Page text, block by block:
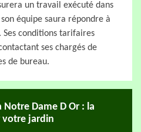
un travail exécuté dans
équipe saura répondre à
conditions tarifaires
ses chargés de
de bureau.
Notre Dame D Or : la
jardin